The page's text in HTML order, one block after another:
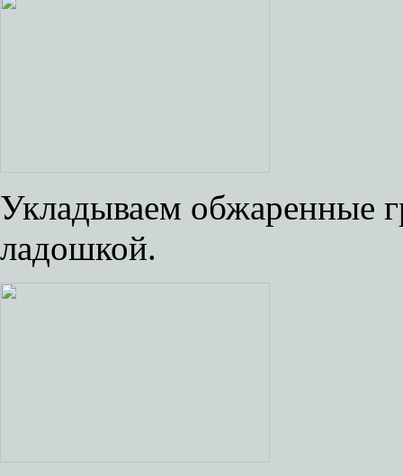
Укладываем обжаренные
ладошкой.